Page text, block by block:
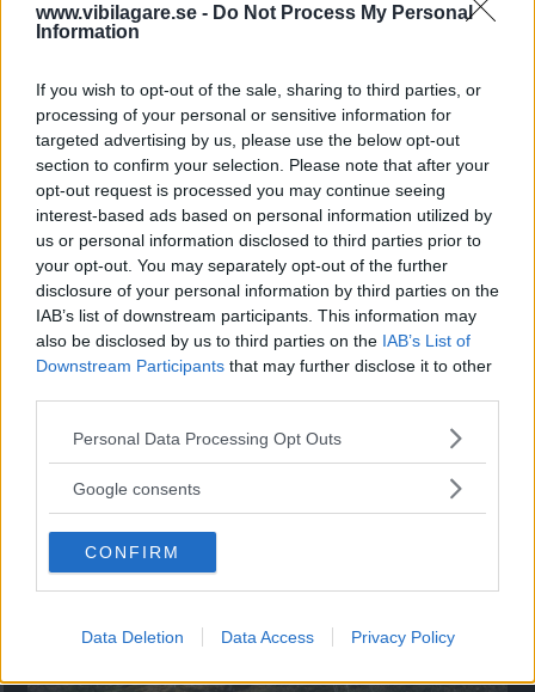
www.vibilagare.se - Do Not Process My Personal
Information
If you wish to opt-out of the sale, sharing to third parties, or
processing of your personal or sensitive information for
targeted advertising by us, please use the below opt-out
section to confirm your selection. Please note that after your
opt-out request is processed you may continue seeing
interest-based ads based on personal information utilized by
us or personal information disclosed to third parties prior to
your opt-out. You may separately opt-out of the further
disclosure of your personal information by third parties on the
IAB’s list of downstream participants. This information may
also be disclosed by us to third parties on the IAB’s List of
Downstream Participants that may further disclose it to other
Please note that this website/app uses one or more Google
not limited to your visit or usage behaviour. You may click to
use your data for below specified purposes in below Google
consent section.
Personal Data Processing Opt Outs
Google consents
CONFIRM
Data Deletion Data Access Privacy Policy
”God chans att bli ny favorit”
Utbudet av terrängdugliga kombibilar har krympt men fylls
nu på av eldrivna Toyota bZ4X Touring. Vi provkör.
Så står sig nya Toyota RAV4